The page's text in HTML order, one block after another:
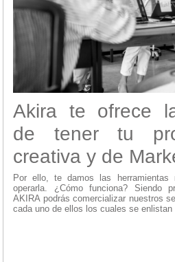
Akira te ofrece
de tener tu
creativa y de
Por ello, te damos las herramientas
operarla. ¿Cómo funciona? Siendo
AKIRA podrás comercializar nuestros
cada uno de ellos los cuales se enlistan